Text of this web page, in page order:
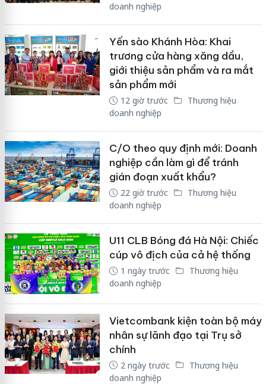
doanh nghiệp
Yến sào Khánh Hòa: Khai
trương cửa hàng xăng dầu,
giới thiệu sản phẩm và ra mắt
sản phẩm mới
12 giờ trước
Thương hiệu
doanh nghiệp
C/O theo quy định mới: Doanh
nghiệp cần làm gì để tránh
gián đoạn xuất khẩu?
22 giờ trước
Thương hiệu
doanh nghiệp
U11 CLB Bóng đá Hà Nội: Chiếc
cúp vô địch của cả hệ thống
1 ngày trước
Thương hiệu
doanh nghiệp
Vietcombank kiện toàn bộ máy
nhân sự lãnh đạo tại Trụ sở
chính
2 ngày trước
Thương hiệu
doanh nghiệp